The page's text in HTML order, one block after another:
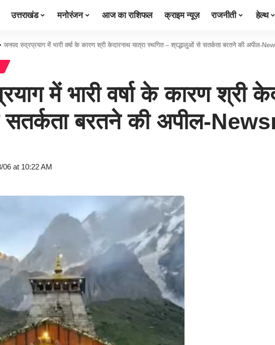
उत्तराखंड मनोरंजन आज का राशिफल क्राइम न्यूज़ राजनीती हेल्थ
जनपद रुद्रप्रयाग में भारी वर्षा के कारण श्री केदारनाथ यात्रा स्थगित – श्रद्धालुओं से सतर्कता बरतने की अपील-
में भारी वर्षा के कारण श्री
बरतने की अपील-
06 at 10:22 AM